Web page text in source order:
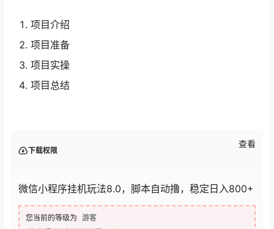
项目介绍
项目准备
项目实操
项目总结
下载权限
查看
微信小程序挂机玩法8.0，脚本自动撸，稳定日入800+
您当前的等级为 游客